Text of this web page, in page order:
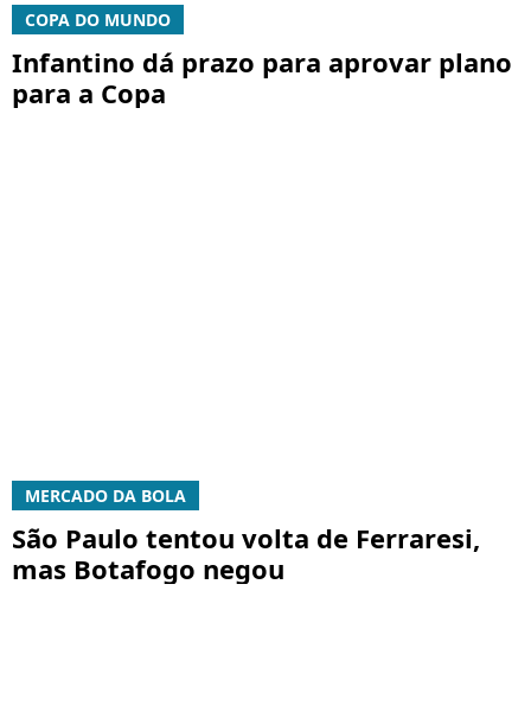
COPA DO MUNDO
Infantino dá prazo para aprovar plano
para a Copa
MERCADO DA BOLA
São Paulo tentou volta de Ferraresi,
mas Botafogo negou